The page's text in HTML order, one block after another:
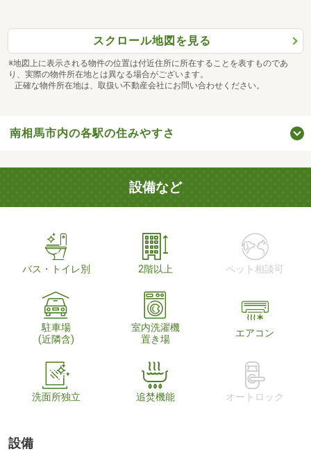
スクロール地図を見る
※地図上に表示される物件の位置は付近住所に所在することを表すものであ
り、実際の物件所在地とは異なる場合がございます。
正確な物件所在地は、取扱い不動産会社にお問い合わせください。
南相馬市内の各駅の住みやすさ
設備など
バス・トイレ別 2階以上 ペット相談可
駐車場
(近隣含)
室内洗濯機
置き場
エアコン
洗面所独立 追焚機能 オートロック
設備